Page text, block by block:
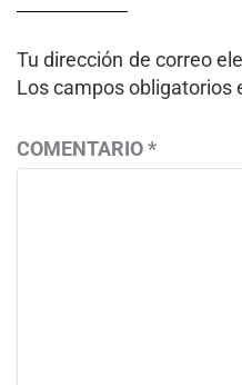
Tu dirección de correo
Los campos obligatorios
COMENTARIO*